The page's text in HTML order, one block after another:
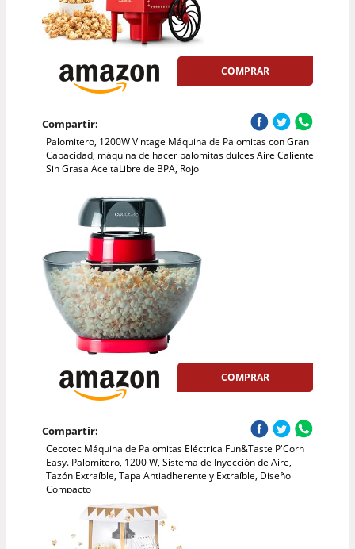
COMPRAR
Compartir:
Palomitero, 1200W Vintage Máquina de Palomitas con Gran
Capacidad, máquina de hacer palomitas dulces Aire Caliente
Sin Grasa AceitaLibre de BPA, Rojo
COMPRAR
Compartir:
Cecotec Máquina de Palomitas Eléctrica Fun&Taste P'Corn
Easy. Palomitero, 1200 W, Sistema de Inyección de Aire,
Tazón Extraíble, Tapa Antiadherente y Extraíble, Diseño
Compacto